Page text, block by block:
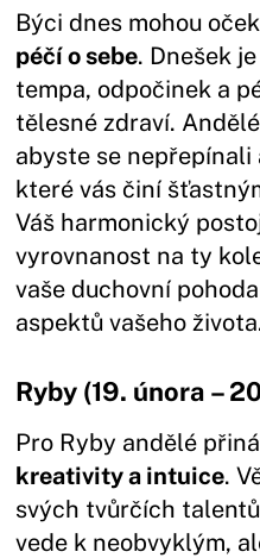
Býci dnes mohou
péčí o sebe. Dnešek
tempa, odpočinek a
tělesné zdraví.
abyste se nepřepínali
které vás činí
Váš harmonický
vyrovnanost na ty
vaše duchovní
aspektů vašeho
Ryby (19. února –
Pro Ryby andělé
kreativity a intuice.
svých tvůrčích
vede k neobvyklým,